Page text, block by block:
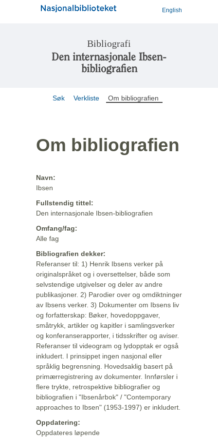
English
Bibliografi
Den internasjonale Ibsen-
bibliografien
Søk Verkliste Om bibliografien
Om bibliografien
Navn:
Ibsen
Fullstendig tittel:
Den internasjonale Ibsen-bibliografien
Omfang/fag:
Alle fag
Bibliografien dekker:
Referanser til: 1) Henrik Ibsens verker på
originalspråket og i oversettelser, både som
selvstendige utgivelser og deler av andre
publikasjoner. 2) Parodier over og omdiktninger
av Ibsens verker. 3) Dokumenter om Ibsens liv
og forfatterskap: Bøker, hovedoppgaver,
småtrykk, artikler og kapitler i samlingsverker
og konferanserapporter, i tidsskrifter og aviser.
Referanser til videogram og lydopptak er også
inkludert. I prinsippet ingen nasjonal eller
språklig begrensning. Hovedsaklig basert på
primærregistrering av dokumenter. Innførsler i
flere trykte, retrospektive bibliografier og
bibliografien i "Ibsenårbok" / "Contemporary
approaches to Ibsen" (1953-1997) er inkludert.
Oppdatering:
Oppdateres løpende